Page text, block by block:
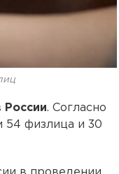
России. Согласно
54 физлица и 30